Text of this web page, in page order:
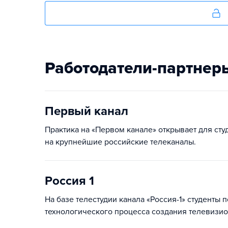
Работодатели-
Первый канал
Практика на «Первом канале» открывает для
на крупнейшие российские телеканалы.
Россия 1
На базе телестудии канала «Россия-1»
технологического процесса создания